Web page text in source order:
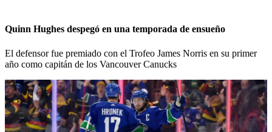
Quinn Hughes despegó en una temporada de ensueño
El defensor fue premiado con el Trofeo James Norris en su primer
año como capitán de los Vancouver Canucks